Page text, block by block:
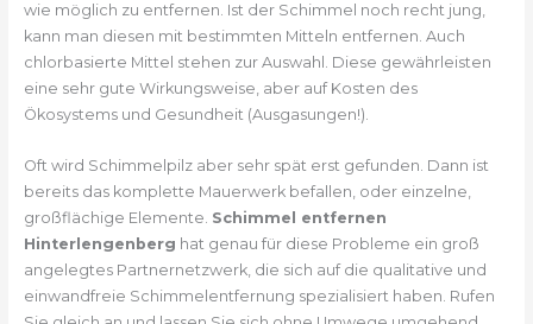
wie möglich zu entfernen. Ist der Schimmel noch recht jung,
kann man diesen mit bestimmten Mitteln entfernen. Auch
chlorbasierte Mittel stehen zur Auswahl. Diese gewährleisten
eine sehr gute Wirkungsweise, aber auf Kosten des
Ökosystems und Gesundheit (Ausgasungen!).
Oft wird Schimmelpilz aber sehr spät erst gefunden. Dann ist
bereits das komplette Mauerwerk befallen, oder einzelne,
großflächige Elemente. Schimmel entfernen
Hinterlengenberg hat genau für diese Probleme ein groß
angelegtes Partnernetzwerk, die sich auf die qualitative und
einwandfreie Schimmelentfernung spezialisiert haben. Rufen